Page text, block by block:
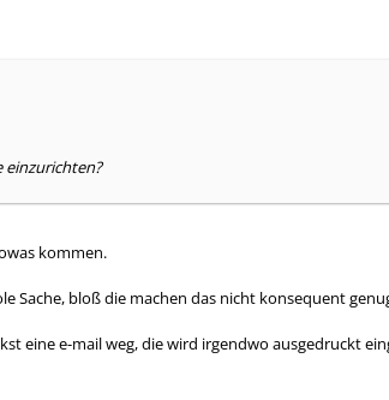
einzurichten?
kommen.
Sache, bloß die machen das nicht konsequent
eine e-mail weg, die wird irgendwo ausgedruckt